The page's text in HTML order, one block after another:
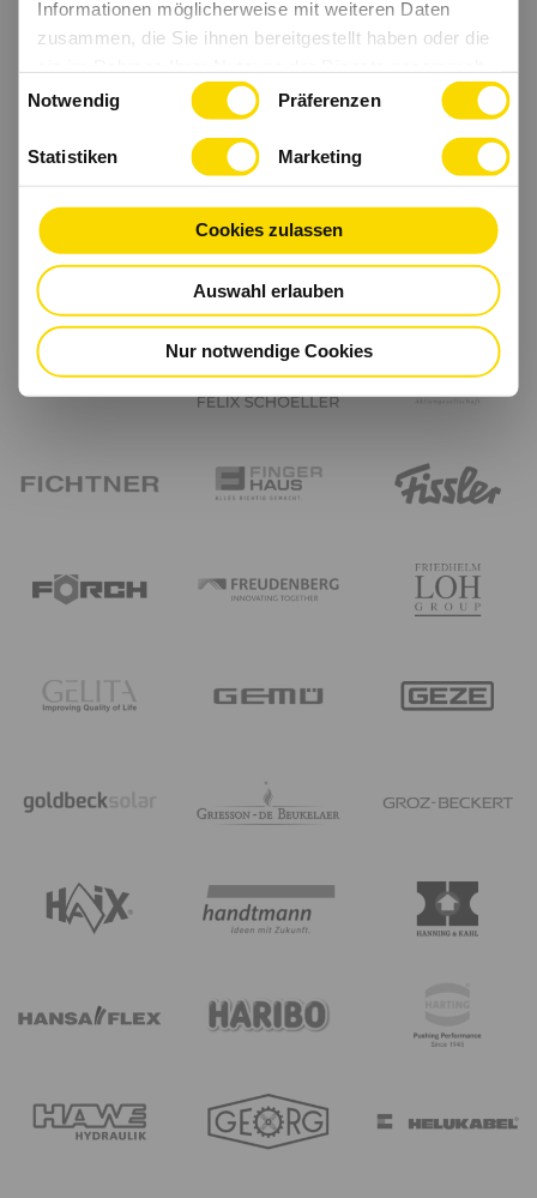
Informationen möglicherweise mit weiteren Daten
zusammen, die Sie ihnen bereitgestellt haben oder die
haben.
Notwendig Präferenzen
Statistiken Marketing
Cookies zulassen
Auswahl erlauben
Nur notwendige Cookies